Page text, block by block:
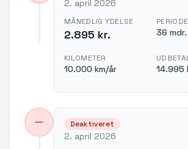
2. april 2026
MÅNEDLIG YDELSE
2.895 kr.
PERIODE
36 mdr.
KILOMETER
10.000 km/år 14.995
Deaktiveret
2. april 2026